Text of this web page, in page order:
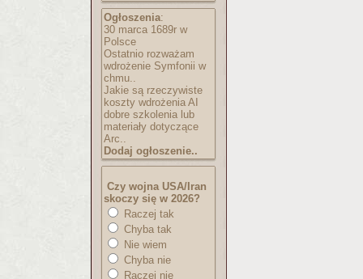
Ogłoszenia:
30 marca 1689r w
Polsce
Ostatnio rozważam
wdrożenie Symfonii w
chmu..
Jakie są rzeczywiste
koszty wdrożenia AI
dobre szkolenia lub
materiały dotyczące
Arc..
Dodaj ogłoszenie..
Czy wojna USA/Iran
skoczy się w 2026?
Raczej tak
Chyba tak
Nie wiem
Chyba nie
Raczej nie